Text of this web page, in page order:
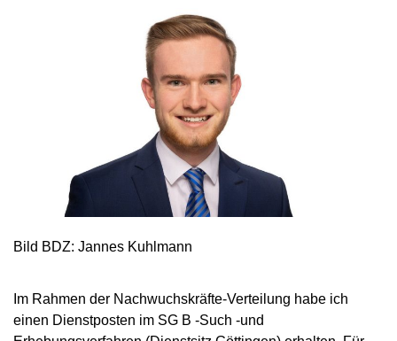
Bild BDZ: Jannes Kuhlmann
Im Rahmen der Nachwuchskräfte-Verteilung habe ich
einen Dienstposten im SG B -Such -und